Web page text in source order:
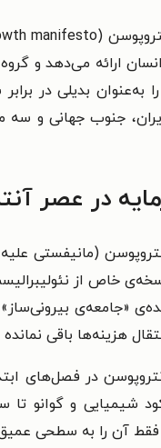
به‌عنوان بدیلی در
جنوب جهانی و
در عصر
(مانیفستی
خاص از
«جامعه‌ی
هزینه‌ها باقی
در فصل‌های
شیمیایی و گوانو
فقط آن را به سطحی